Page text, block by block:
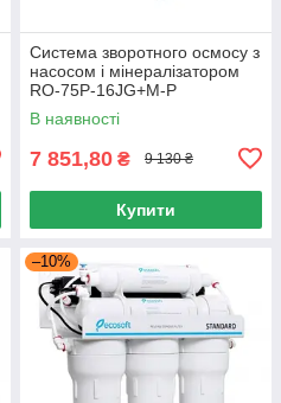
Система зворотного осмосу з
насосом і мінералізатором
RO-75P-16JG+М-P
В наявності
7 851,80 ₴ 9 130 ₴
Купити
–10%